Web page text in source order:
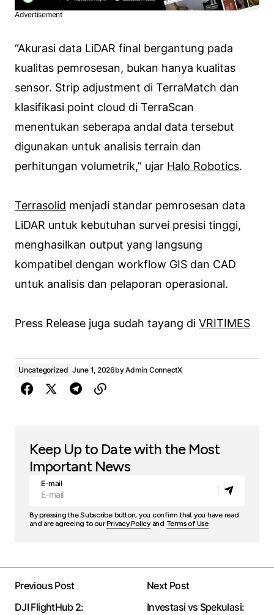
Advertisement
“Akurasi data LiDAR final bergantung pada
kualitas pemrosesan, bukan hanya kualitas
sensor. Strip adjustment di TerraMatch dan
klasifikasi point cloud di TerraScan
menentukan seberapa andal data tersebut
digunakan untuk analisis terrain dan
perhitungan volumetrik,” ujar Halo Robotics.
Terrasolid menjadi standar pemrosesan data
LiDAR untuk kebutuhan survei presisi tinggi,
menghasilkan output yang langsung
kompatibel dengan workflow GIS dan CAD
untuk analisis dan pelaporan operasional.
Press Release juga sudah tayang di VRITIMES
Uncategorized June 1, 2026byAdmin ConnectX
Keep Up to Date with the Most
Important News
E-mail
By pressing the Subscribe button, you confirm that you have read
and are agreeing to ourPrivacy Policyand Terms of Use
Previous Post
DJI FlightHub 2:
Next Post
Investasi vs Spekulasi: